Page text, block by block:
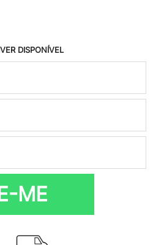
DISPONÍVEL
ME